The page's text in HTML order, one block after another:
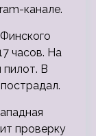
канале.
часов. На
пилот. В
проверку